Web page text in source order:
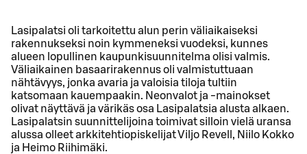
Lasipalatsi oli tarkoitettu alun perin väliaikaiseksi
rakennukseksi noin kymmeneksi vuodeksi, kunnes
alueen lopullinen kaupunkisuunnitelma olisi valmis.
Väliaikainen basaarirakennus oli valmistuttuaan
nähtävyys, jonka avaria ja valoisia tiloja tultiin
katsomaan kauempaakin. Neonvalot ja -mainokset
olivat näyttävä ja värikäs osa Lasipalatsia alusta alkaen.
Lasipalatsin suunnittelijoina toimivat silloin vielä uransa
alussa olleet arkkitehtiopiskelijat Viljo Revell, Niilo Kokko
ja Heimo Riihimäki.